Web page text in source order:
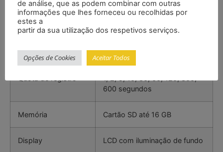
Precisão
±(0,5 % + 0,2 mV)
±(0,5% + 2 mV)
600 segundos
Memória Cartão SD até 16 GB
Display LCD com iluminação de fundo
de análise, que as podem combinar com outras
informações que lhes forneceu ou recolhidas por
estes a
partir da sua utilização dos respetivos serviços.
Opções de Cookies Aceitar Todos